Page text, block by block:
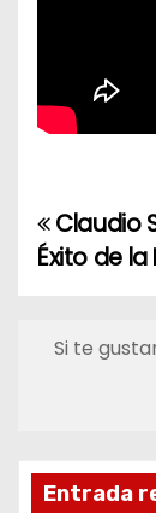
N
v
a
Claudio
Éxito de
Si te
Entrada